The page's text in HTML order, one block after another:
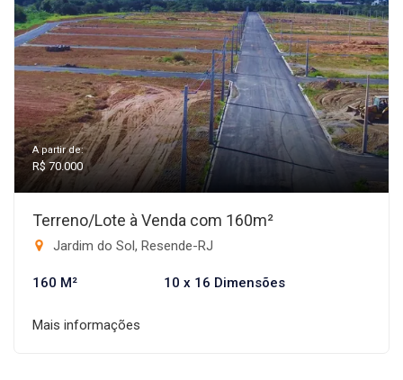
A partir de:
R$ 70.000
Terreno/Lote à Venda com 160m²
Jardim do Sol, Resende-RJ
160 M² 10 x 16 Dimensões
Mais informações